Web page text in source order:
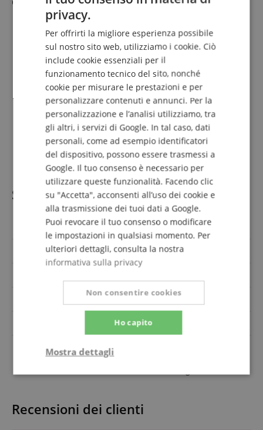
4 corde in nylon trasparente
Misure: .024, .032, .036, .028
Lunghezza per corda: ca. 60 cm
Set completo con 4 corde
In dotazione
1 x Flight DUS440 Acacia Soprano Ukulele
1 x Scuola di ukulele
1 x Clip-Tuner
1 x Corde di ricambio
Specificazione
Codice articolo 00113297
Soprano
Braun
No
Offerta di risparmio con
Recensioni dei clienti
ITALIAN
SPANISH
privacy.
Per offrirti la migliore esperienza possibile
sul nostro sito web, utilizziamo i cookie. Ciò
include cookie essenziali per il
funzionamento tecnico del sito, nonché
cookie per misurare le prestazioni e per
personalizzare contenuti e annunci. Per la
personalizzazione e l’analisi utilizziamo, tra
gli altri, i servizi di Google. In tal caso, dati
personali, come ad esempio identificatori
del dispositivo, possono essere trasmessi a
Google. Il tuo consenso è necessario per
utilizzare queste funzionalità. Facendo clic
su "Accetta", acconsenti all’uso dei cookie e
alla trasmissione dei tuoi dati a Google.
Puoi revocare il tuo consenso o modificare
le impostazioni in qualsiasi momento. Per
ulteriori dettagli, consulta la nostra
informativa sulla privacy
Ho capito
Non consentire cookies
Mostra dettagli
Strettamente
Prestazione